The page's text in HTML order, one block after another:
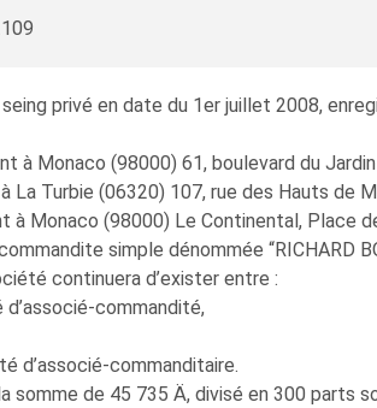
privé en date du 1er juillet 2008,
à Monaco (98000) 61, boulevard du
La Turbie (06320) 107, rue des Hauts
à Monaco (98000) Le Continental, Place
simple dénommée “RICHARD
continuera d’exister entre :
d’associé-commandité,
d’associé-commanditaire.
somme de 45 735 Ä, divisé en 300 parts